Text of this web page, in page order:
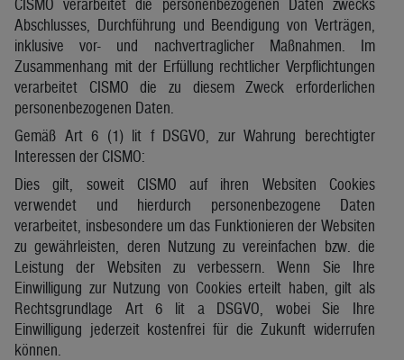
CISMO verarbeitet die personenbezogenen Daten zwecks
Abschlusses, Durchführung und Beendigung von Verträgen,
inklusive vor- und nachvertraglicher Maßnahmen. Im
Zusammenhang mit der Erfüllung rechtlicher Verpflichtungen
verarbeitet CISMO die zu diesem Zweck erforderlichen
personenbezogenen Daten.
Gemäß Art 6 (1) lit f DSGVO, zur Wahrung berechtigter
Interessen der CISMO:
Dies gilt, soweit CISMO auf ihren Websiten Cookies
verwendet und hierdurch personenbezogene Daten
verarbeitet, insbesondere um das Funktionieren der Websiten
zu gewährleisten, deren Nutzung zu vereinfachen bzw. die
Leistung der Websiten zu verbessern. Wenn Sie Ihre
Einwilligung zur Nutzung von Cookies erteilt haben, gilt als
Rechtsgrundlage Art 6 lit a DSGVO, wobei Sie Ihre
Einwilligung jederzeit kostenfrei für die Zukunft widerrufen
können.